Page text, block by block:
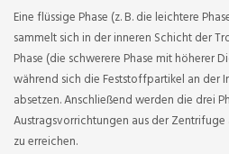
Eine flüssige Phase (z. B. die leichtere
sammelt sich in der inneren Schicht der
Phase (die schwerere Phase mit höherer
während sich die Feststoffpartikel an der
absetzen. Anschließend werden die drei
Austragsvorrichtungen aus der
zu erreichen.